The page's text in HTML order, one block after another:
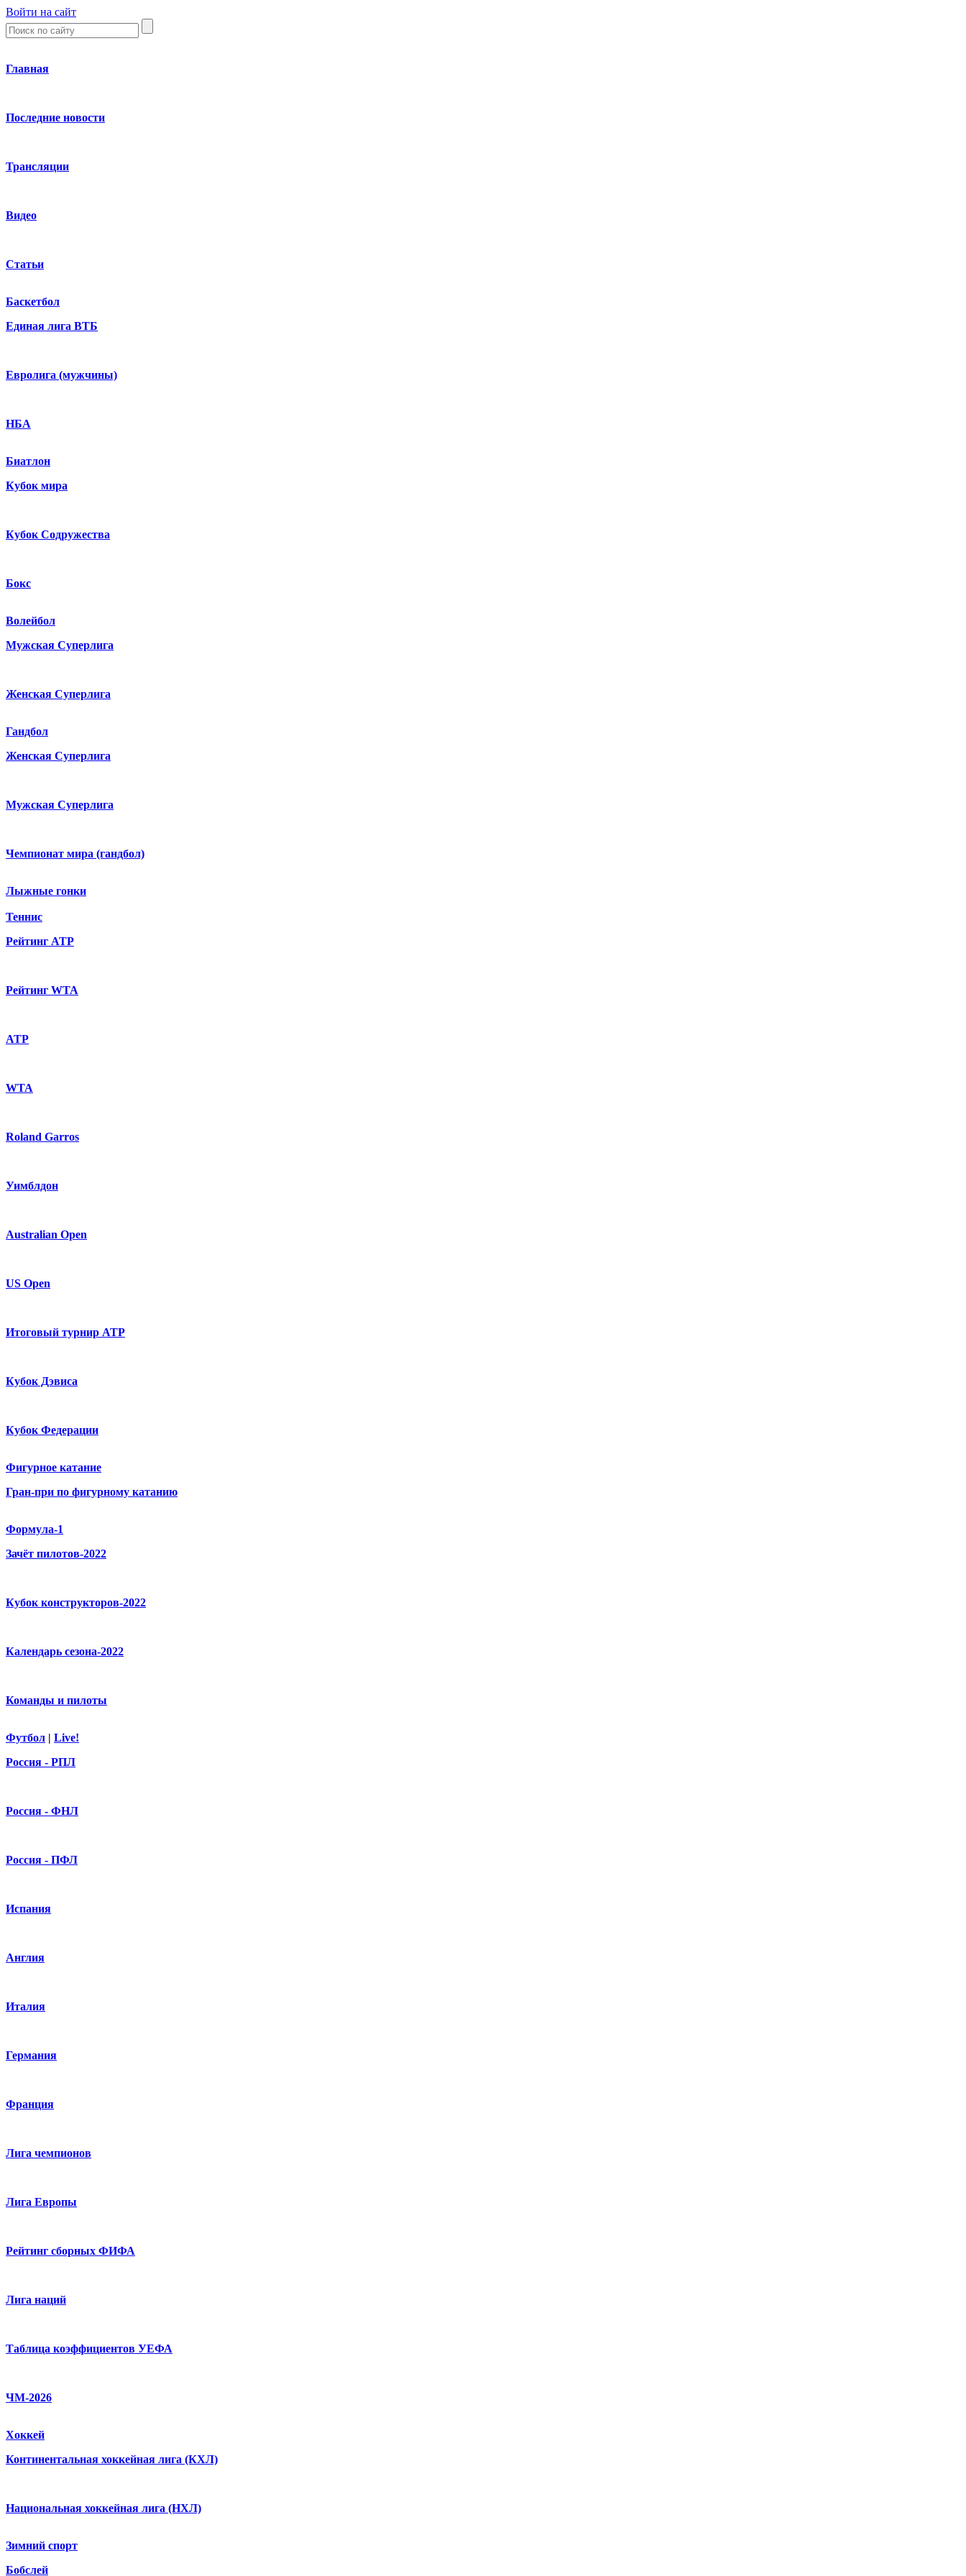
Войти на сайт
Главная
Последние новости
Трансляции
Видео
Статьи
Баскетбол
Единая лига ВТБ
Евролига (мужчины)
НБА
Биатлон
Кубок мира
Кубок Содружества
Бокс
Волейбол
Мужская Суперлига
Женская Суперлига
Гандбол
Женская Суперлига
Мужская Суперлига
Чемпионат мира (гандбол)
Лыжные гонки
Теннис
Рейтинг ATP
Рейтинг WTA
ATP
WTA
Roland Garros
Уимблдон
Australian Open
US Open
Итоговый турнир ATP
Кубок Дэвиса
Кубок Федерации
Фигурное катание
Гран-при по фигурному катанию
Формула-1
Зачёт пилотов-2022
Кубок конструкторов-2022
Календарь сезона-2022
Команды и пилоты
Футбол | Live!
Россия - РПЛ
Россия - ФНЛ
Россия - ПФЛ
Испания
Англия
Италия
Германия
Франция
Лига чемпионов
Лига Европы
Рейтинг сборных ФИФА
Лига наций
Таблица коэффициентов УЕФА
ЧМ-2026
Хоккей
Континентальная хоккейная лига (КХЛ)
Национальная хоккейная лига (НХЛ)
Зимний спорт
Бобслей